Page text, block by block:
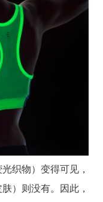
织物）变得可见，
）则没有。因此，